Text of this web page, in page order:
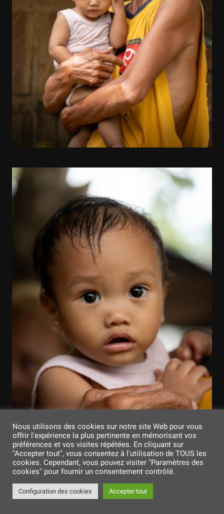
Nous utilisons des cookies sur notre site Web pour vous
offrir l'expérience la plus pertinente en mémorisant vos
préférences et vos visites répétées. En cliquant sur
"Accepter tout", vous consentez à l'utilisation de TOUS les
cookies. Cependant, vous pouvez visiter "Paramètres des
cookies" pour fournir un consentement contrôlé.
Configuration des cookies Accepter tout